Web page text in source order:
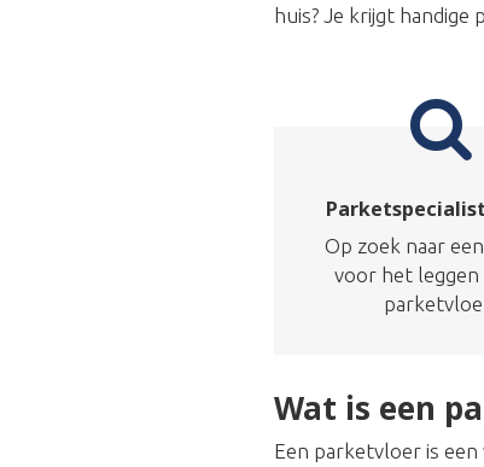
huis? Je krijgt
Op zoek naar
voor het leggen
Wat is een
Een parketvloer is